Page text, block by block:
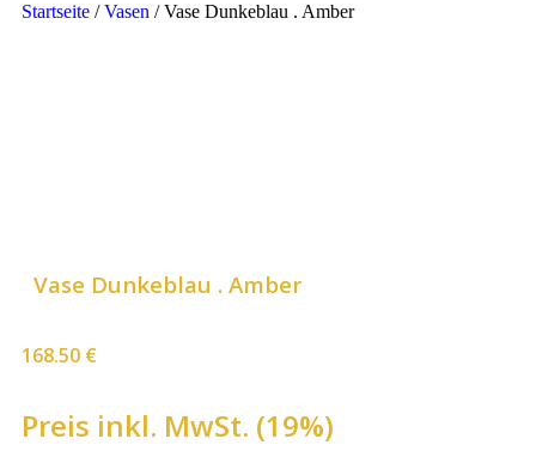
Startseite /Vasen /Vase Dunkeblau . Amber
Vase Dunkeblau . Amber
168.50 €
Preis inkl. MwSt. (19%)